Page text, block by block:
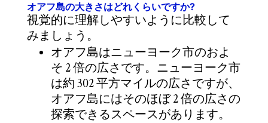
オアフ島の大きさはどれくらいですか?
視覚的に理解しやすいように比較して
みましょう。
オアフ島はニューヨーク市のおよ
そ 2 倍の広さです。ニューヨーク市
は約 302 平方マイルの広さですが、
オアフ島にはそのほぼ 2 倍の広さの
探索できるスペースがあります。